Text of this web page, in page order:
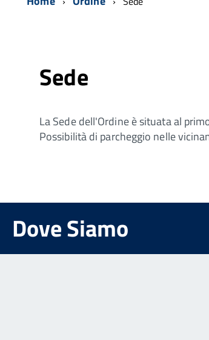
Sede
La Sede dell'Ordine è situata al
Possibilità di parcheggio nelle
Dove Siamo